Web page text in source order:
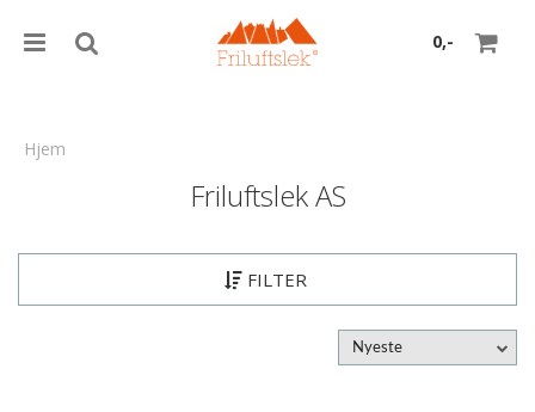
0,-
Hjem
Friluftslek AS
FILTER
Nyeste